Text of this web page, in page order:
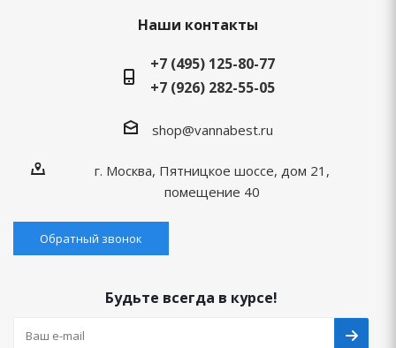
Наши контакты
+7 (495) 125-80-77
+7 (926) 282-55-05
shop@vannabest.ru
г. Москва, Пятницкое шоссе, дом 21,
помещение 40
Обратный звонок
Будьте всегда в курсе!